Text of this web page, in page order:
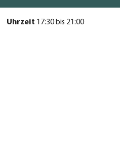
Uhrzeit 17:30 bis 21:00